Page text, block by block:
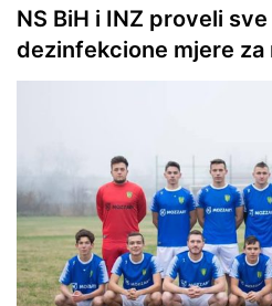
NS BiH i INZ proveli
dezinfekcione mjere za